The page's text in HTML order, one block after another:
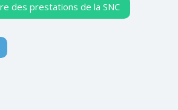
des prestations de la SNC